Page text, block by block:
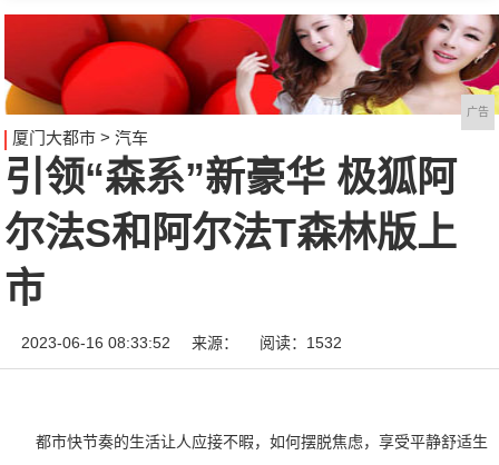
广告
厦门大都市> 汽车
引领“森系”新豪华 极狐阿
尔法S和阿尔法T森林版上
市
2023-06-16 08:33:52 来源： 阅读：1532
都市快节奏的生活让人应接不暇，如何摆脱焦虑，享受平静舒适生